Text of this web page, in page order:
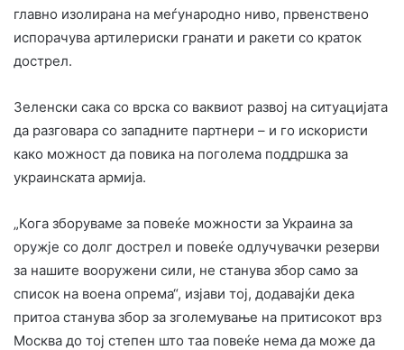
главно изолирана на меѓународно ниво, првенствено
испорачува артилериски гранати и ракети со краток
дострел.
Зеленски сака со врска со ваквиот развој на ситуацијата
да разговара со западните партнери – и го искористи
како можност да повика на поголема поддршка за
украинската армија.
„Кога зборуваме за повеќе можности за Украина за
оружје со долг дострел и повеќе одлучувачки резерви
за нашите вооружени сили, не станува збор само за
список на воена опрема“, изјави тој, додавајќи дека
притоа станува збор за зголемување на притисокот врз
Москва до тој степен што таа повеќе нема да може да